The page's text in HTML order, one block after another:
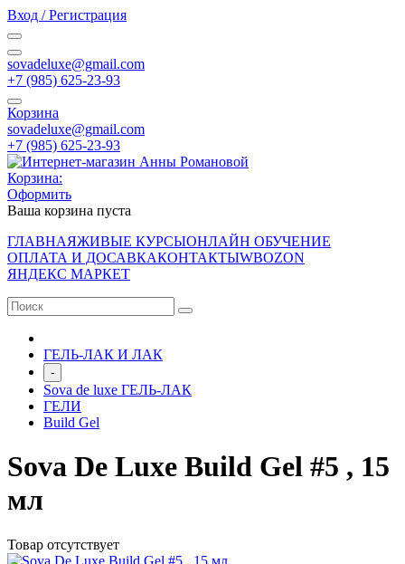
Вход / Регистрация
sovadeluxe@gmail.com
‭+7 (985) 625-23-93‬
Корзина
sovadeluxe@gmail.com
‭+7 (985) 625-23-93‬
Корзина:
Оформить
Ваша корзина пуста
ГЛАВНАЯЖИВЫЕ КУРСЫОНЛАЙН ОБУЧЕНИЕ
ОПЛАТА И ДОСАВКАКОНТАКТЫWBOZON
ЯНДЕКС МАРКЕТ
ГЕЛЬ-ЛАК И ЛАК
-
Sova de luxe ГЕЛЬ-ЛАК
ГЕЛИ
Build Gel
Sova De Luxe Build Gel #5 , 15
мл
Товар отсутствует